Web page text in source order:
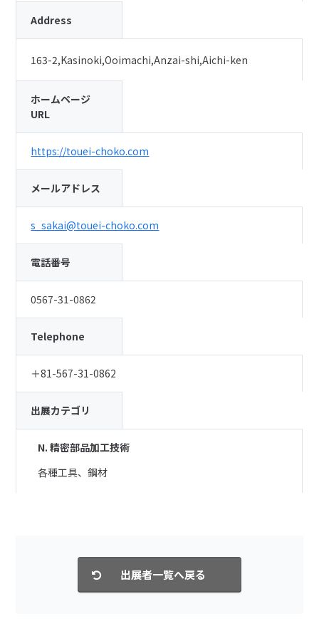
Address
163-2,Kasinoki,Ooimachi,Anzai-shi,Aichi-ken
ホームページ
URL
https://touei-choko.com
メールアドレス
s_sakai@touei-choko.com
電話番号
0567-31-0862
Telephone
＋81-567-31-0862
出展カテゴリ
N. 精密部品加工技術
各種工具、鋼材